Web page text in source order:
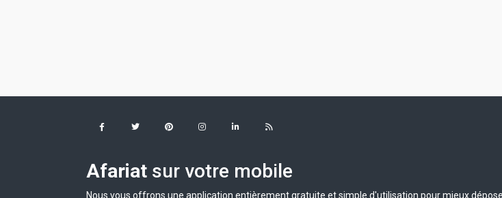
Afariat sur votre mobile
Nous vous offrons une application entièrement gratuite et simple d'utilisation pour mieux